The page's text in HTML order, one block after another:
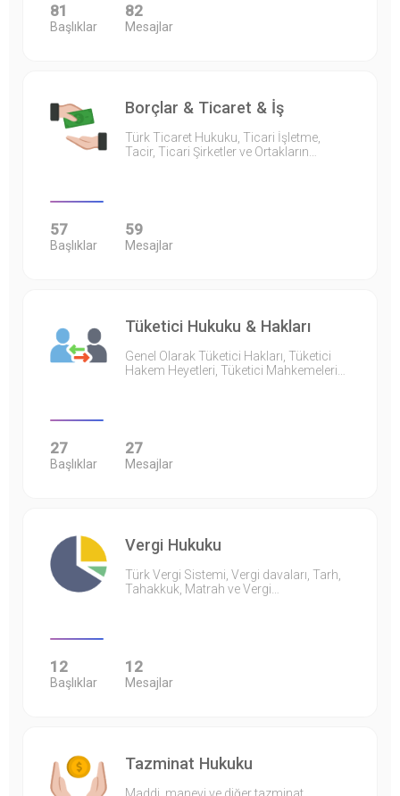
81
Başlıklar
82
Mesajlar
Borçlar & Ticaret & İş
Türk Ticaret Hukuku, Ticari İşletme,
Tacir, Ticari Şirketler ve Ortakların…
57
Başlıklar
59
Mesajlar
Tüketici Hukuku & Hakları
Genel Olarak Tüketici Hakları, Tüketici
Hakem Heyetleri, Tüketici Mahkemeleri…
27
Başlıklar
27
Mesajlar
Vergi Hukuku
Türk Vergi Sistemi, Vergi davaları, Tarh,
Tahakkuk, Matrah ve Vergi…
12
Başlıklar
12
Mesajlar
Tazminat Hukuku